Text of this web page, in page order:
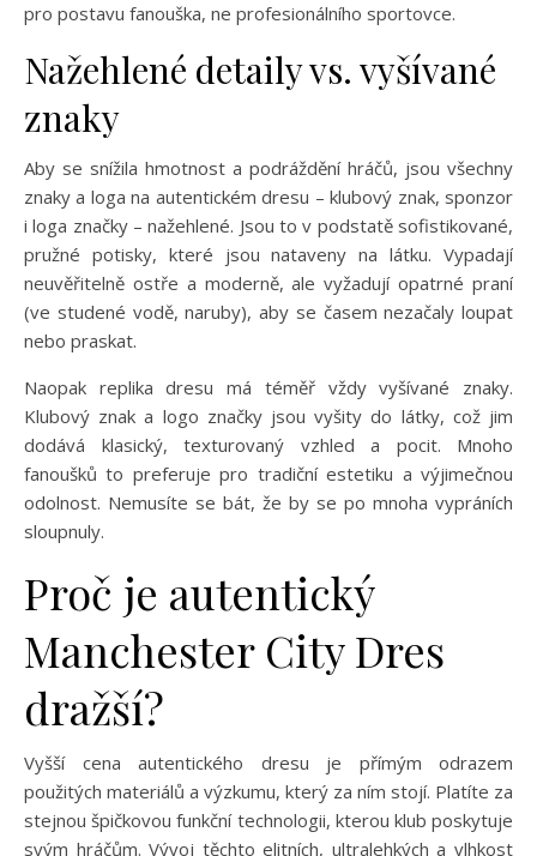
pro postavu fanouška, ne profesionálního sportovce.
Nažehlené detaily vs. vyšívané
znaky
Aby se snížila hmotnost a podráždění hráčů, jsou všechny
znaky a loga na autentickém dresu – klubový znak, sponzor
i loga značky – nažehlené. Jsou to v podstatě sofistikované,
pružné potisky, které jsou nataveny na látku. Vypadají
neuvěřitelně ostře a moderně, ale vyžadují opatrné praní
(ve studené vodě, naruby), aby se časem nezačaly loupat
nebo praskat.
Naopak replika dresu má téměř vždy vyšívané znaky.
Klubový znak a logo značky jsou vyšity do látky, což jim
dodává klasický, texturovaný vzhled a pocit. Mnoho
fanoušků to preferuje pro tradiční estetiku a výjimečnou
odolnost. Nemusíte se bát, že by se po mnoha vypráních
sloupnuly.
Proč je autentický
Manchester City Dres
dražší?
Vyšší cena autentického dresu je přímým odrazem
použitých materiálů a výzkumu, který za ním stojí. Platíte za
stejnou špičkovou funkční technologii, kterou klub poskytuje
svým hráčům. Vývoj těchto elitních, ultralehkých a vlhkost